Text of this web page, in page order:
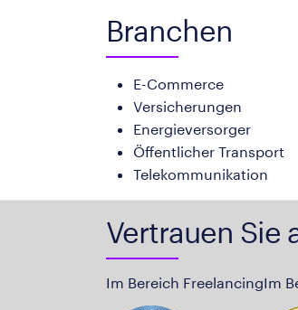
Branchen
E-Commerce
Versicherungen
Energieversorger
Öffentlicher Transport
Telekommunikation
Vertrauen Sie
Im Bereich FreelancingIm